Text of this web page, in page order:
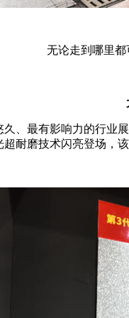
无论走到哪里
最有影响力的行业展
耐磨技术闪亮登场，